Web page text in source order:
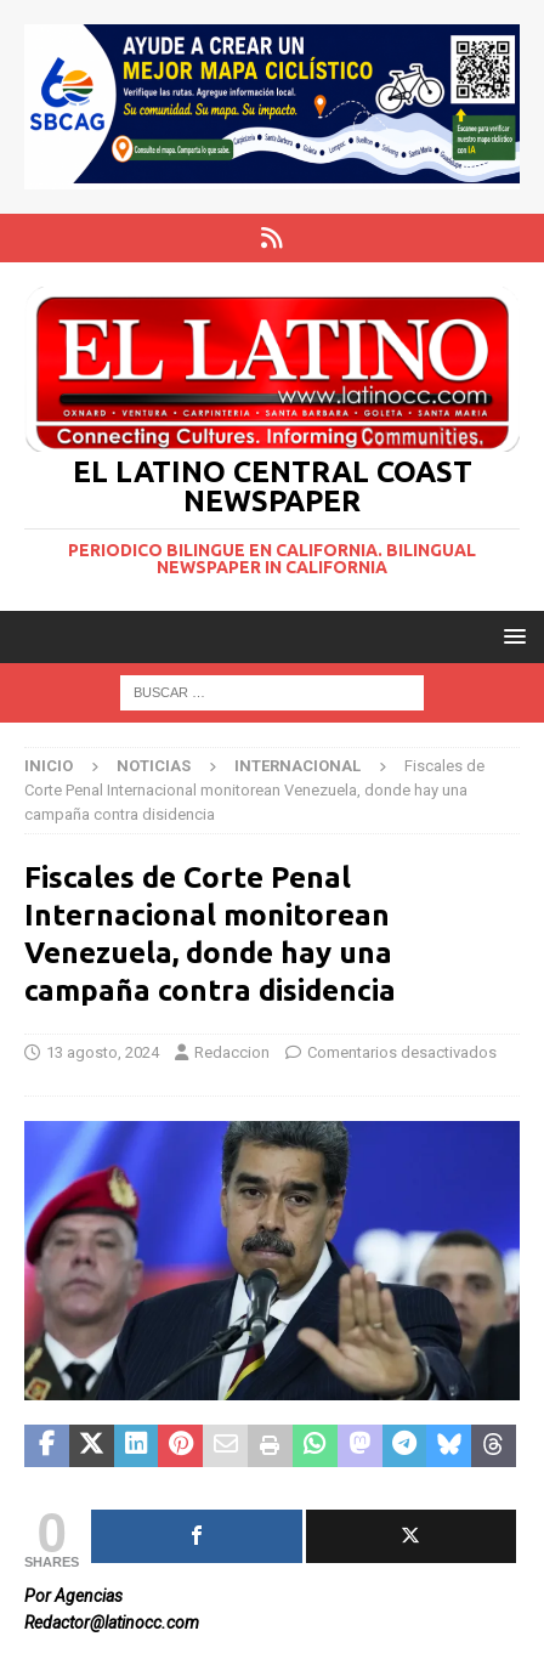
EL LATINO CENTRAL COAST
NEWSPAPER
PERIODICO BILINGUE EN CALIFORNIA. BILINGUAL
NEWSPAPER IN CALIFORNIA
INICIO NOTICIAS INTERNACIONAL
Fiscales de
Corte Penal Internacional monitorean Venezuela, donde hay una
campaña contra disidencia
Fiscales de Corte Penal
Internacional monitorean
Venezuela, donde hay una
campaña contra disidencia
13 agosto, 2024 Redaccion Comentarios desactivados
0
SHARES
Por Agencias
Redactor@latinocc.com